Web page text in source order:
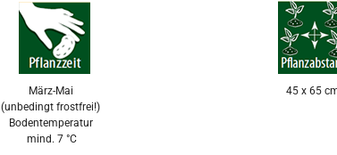
März-Mai
(unbedingt frostfrei!)
Bodentemperatur
mind. 7 °C
45 x 65